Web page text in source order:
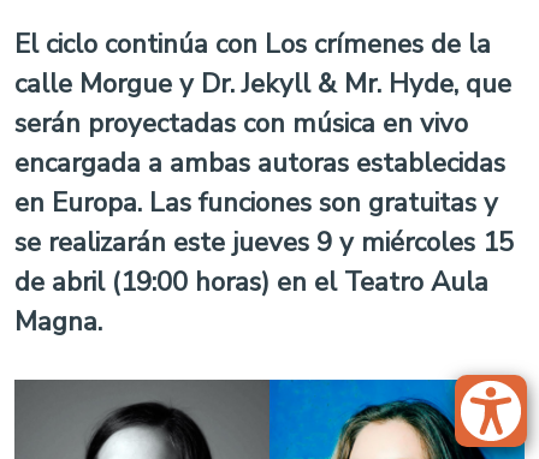
El ciclo continúa con Los crímenes de la
calle Morgue y Dr. Jekyll & Mr. Hyde, que
serán proyectadas con música en vivo
encargada a ambas autoras establecidas
en Europa. Las funciones son gratuitas y
se realizarán este jueves 9 y miércoles 15
de abril (19:00 horas) en el Teatro Aula
Magna.